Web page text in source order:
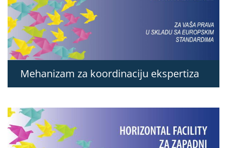
Mehanizam za koordinaciju ekspertiza